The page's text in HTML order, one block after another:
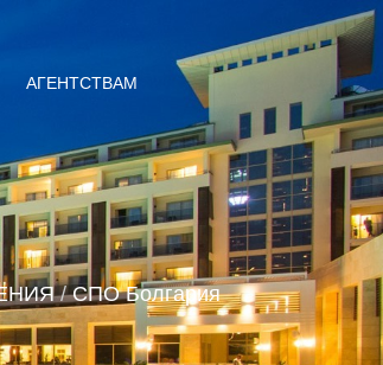
АГЕНТСТВАМ
/ СПО Болгария